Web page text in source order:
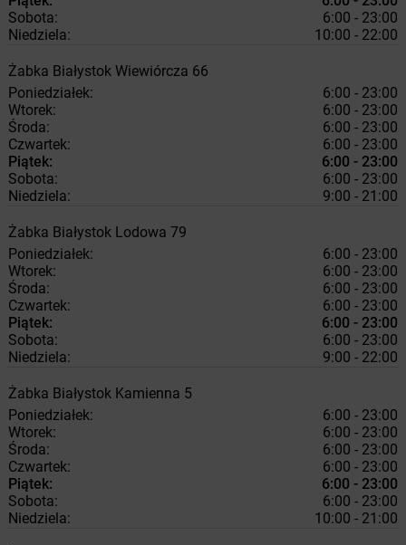
Sobota:
6:00 - 23:00
Niedziela:
10:00 - 22:00
Żabka Białystok Wiewiórcza 66
Poniedziałek:
6:00 - 23:00
Wtorek:
6:00 - 23:00
Środa:
6:00 - 23:00
Czwartek:
6:00 - 23:00
Piątek:
6:00 - 23:00
Sobota:
6:00 - 23:00
Niedziela:
9:00 - 21:00
Żabka Białystok Lodowa 79
Poniedziałek:
6:00 - 23:00
Wtorek:
6:00 - 23:00
Środa:
6:00 - 23:00
Czwartek:
6:00 - 23:00
Piątek:
6:00 - 23:00
Sobota:
6:00 - 23:00
Niedziela:
9:00 - 22:00
Żabka Białystok Kamienna 5
Poniedziałek:
6:00 - 23:00
Wtorek:
6:00 - 23:00
Środa:
6:00 - 23:00
Czwartek:
6:00 - 23:00
Piątek:
6:00 - 23:00
Sobota:
6:00 - 23:00
Niedziela:
10:00 - 21:00